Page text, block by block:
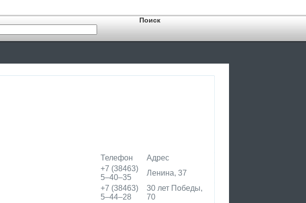
Телефон
Адрес
+7 (38463)
5‒40‒35
Ленина, 37
+7 (38463)
5‒44‒28
30 лет Победы,
70